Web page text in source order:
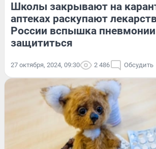
Школы закрывают на
аптеках раскупают
России вспышка
защититься
27 октября, 2024, 09:30 2 486 Обсудить